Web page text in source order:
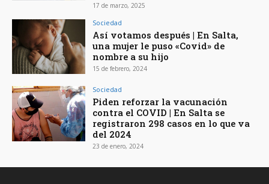
17 de marzo, 2025
Sociedad
Así votamos después | En Salta,
una mujer le puso «Covid» de
nombre a su hijo
15 de febrero, 2024
Sociedad
Piden reforzar la vacunación
contra el COVID | En Salta se
registraron 298 casos en lo que va
del 2024
23 de enero, 2024